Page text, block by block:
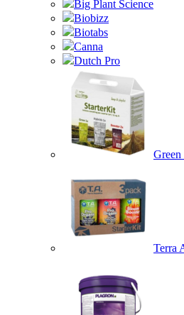
Big Plant Science
Biobizz
Biotabs
Canna
Dutch Pro
Green
Terra